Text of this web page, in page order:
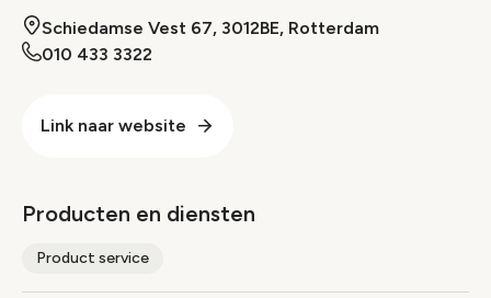
Schiedamse Vest 67, 3012BE, Rotterdam
010 433 3322
Link naar website
Producten en diensten
Product service